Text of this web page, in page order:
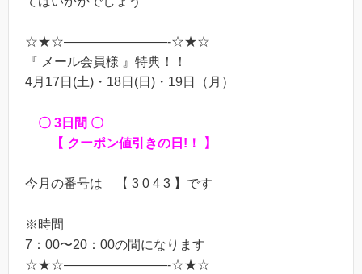
☆★☆————————-☆★☆
『 メール会員様 』特典！！
4月17日(土)・18日(日)・19日（月）
〇 3日間 〇
【 クーポン値引きの日!！ 】
今月の番号は 【 3 0 4 3 】です
※時間
7：00〜20：00の間になります
☆★☆————————-☆★☆